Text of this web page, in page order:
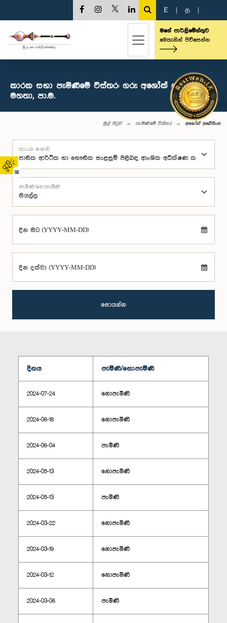
02
E த
මගේ පාර්ලිමේන්තුව
මෙතැනින් පිවිසෙන්න
කාරක සභා පැමිණීමේ විස්තර: ගරු අශෝක් අබේසිංහ
මහතා, පා.ම.
මුල් පිටුව පැමිණීමේ විස්තර අශෝක් අබේසිංහ
කාරක සභාව
පැමිණි/නොපැමිණි
දින සිට (YYYY-MM-DD)
දින දක්වා (YYYY-MM-DD)
සොයන්න
දිනය පැමිණි/නොපැමිණි
2024-07-24 නොපැමිණි
2024-06-18 නොපැමිණි
2024-06-04 පැමිණි
2024-05-13 නොපැමිණි
2024-05-13 පැමිණි
2024-03-22 නොපැමිණි
2024-03-19 නොපැමිණි
2024-03-12 නොපැමිණි
2024-03-06 පැමිණි